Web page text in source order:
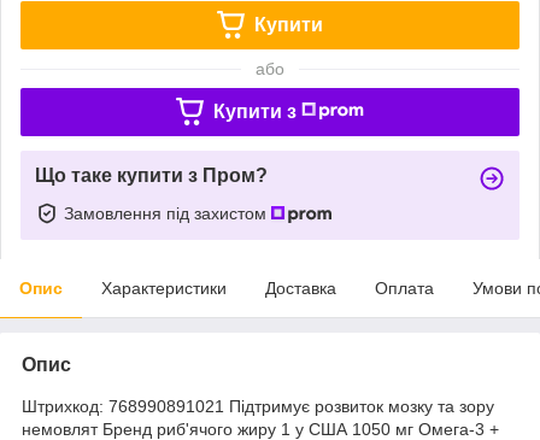
Купити
або
Купити з
Що таке купити з Пром?
Замовлення під захистом
Опис Характеристики Доставка Оплата Умови
Опис
Штрихкод: 768990891021 Підтримує розвиток мозку та зору
немовлят Бренд риб'ячого жиру 1 у США 1050 мг Омега-3 +